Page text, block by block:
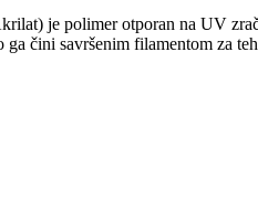
je polimer otporan na UV
ga čini savršenim filamentom